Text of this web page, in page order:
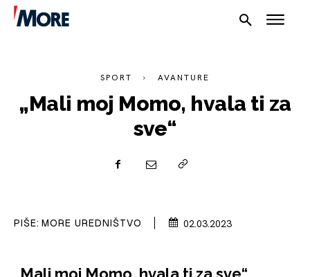
PLOVILA
SPORT AVANTURE
„Mali moj Momo, hvala ti za
sve“
PIŠE: MORE UREDNIŠTVO 02.03.2023
„Mali moj Momo, hvala ti za sve“